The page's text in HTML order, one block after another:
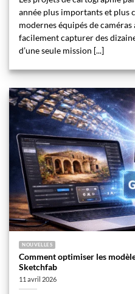
année plus importants et plus
modernes équipés de
facilement capturer des
d’une seule mission [...]
NOUVELLES
Comment optimiser les
Sketchfab
11 avril 2026